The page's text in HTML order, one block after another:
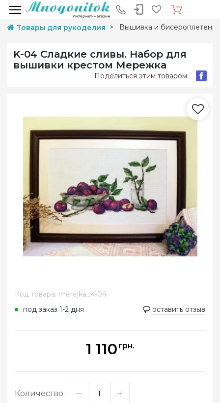
Товары для рукоделия Вышивка и
K-04 Сладкие сливы. Набор для
вышивки крестом Мережка
Поделиться этим товаром:
Код товара: merejka_K-04
под заказ 1-2 дня
оставить отзыв
1 110 грн.
Количество: